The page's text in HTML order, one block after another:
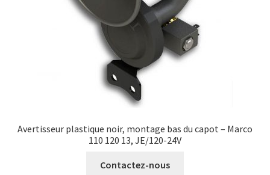
Avertisseur plastique noir, montage bas du capot – Marco
110 120 13, JE/120-24V
Contactez-nous